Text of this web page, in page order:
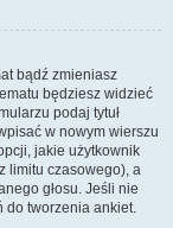
bądź zmieniasz
będziesz widzieć
podaj tytuł
w nowym wierszu
jakie użytkownik
limitu czasowego), a
głosu. Jeśli nie
do tworzenia ankiet.